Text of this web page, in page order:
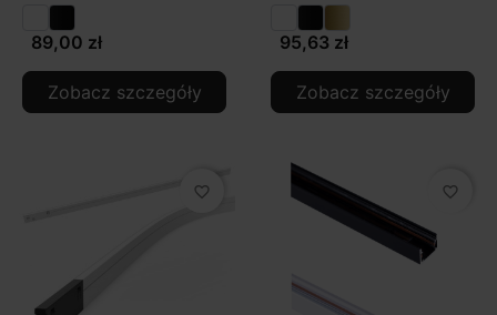
89,00 zł
Zobacz szczegóły
95,63 zł
Zobacz szczegóły
favorite_border favorite_border